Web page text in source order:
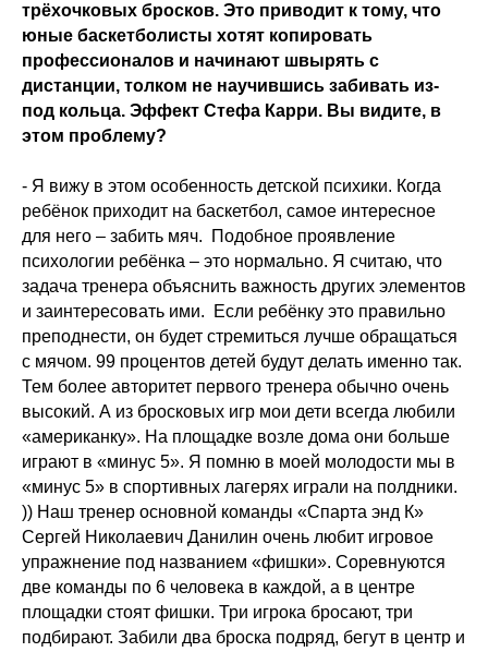
трёхочковых бросков. Это приводит к тому, что
юные баскетболисты хотят копировать
профессионалов и начинают швырять с
дистанции, толком не научившись забивать из-
под кольца. Эффект Стефа Карри. Вы видите, в
этом проблему?
- Я вижу в этом особенность детской психики. Когда
ребёнок приходит на баскетбол, самое интересное
для него – забить мяч. Подобное проявление
психологии ребёнка – это нормально. Я считаю, что
задача тренера объяснить важность других элементов
и заинтересовать ими. Если ребёнку это правильно
преподнести, он будет стремиться лучше обращаться
с мячом. 99 процентов детей будут делать именно так.
Тем более авторитет первого тренера обычно очень
высокий. А из бросковых игр мои дети всегда любили
«американку». На площадке возле дома они больше
играют в «минус 5». Я помню в моей молодости мы в
«минус 5» в спортивных лагерях играли на полдники.
)) Наш тренер основной команды «Спарта энд К»
Сергей Николаевич Данилин очень любит игровое
упражнение под названием «фишки». Соревнуются
две команды по 6 человека в каждой, а в центре
площадки стоят фишки. Три игрока бросают, три
подбирают. Забили два броска подряд, бегут в центр и